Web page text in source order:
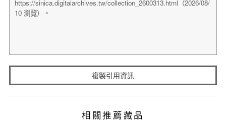
複製引用資訊
相關推薦藏品